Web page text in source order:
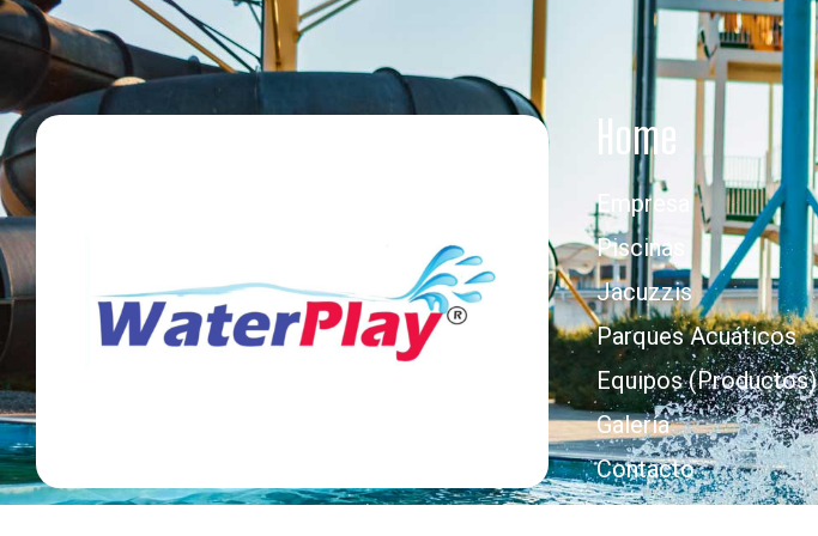
Home
Empresa
Piscinas
Jacuzzis
Parques Acuáticos
Equipos (Productos)
Galería
Contacto